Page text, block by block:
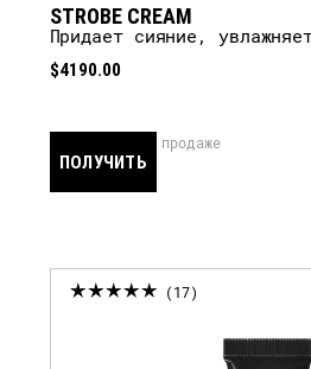
STROBE CREAM
Придает сияние,
$4190.00
ПОЛУЧИТЬ
скоро в продаже
17